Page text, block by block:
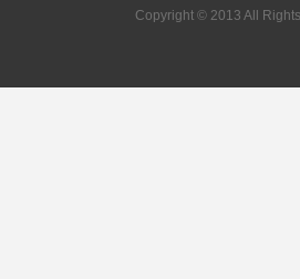
Copyright © 2013 All